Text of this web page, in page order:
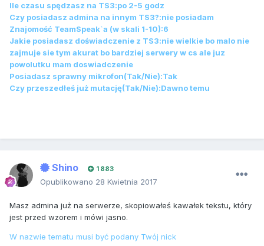
Ile czasu spędzasz na TS3:po 2-5 godz
Czy posiadasz admina na innym TS3?:nie posiadam
Znajomość TeamSpeak`a (w skali 1-10):6
Jakie posiadasz doświadczenie z TS3:nie wielkie bo malo nie
zajmuje sie tym akurat bo bardziej serwery w cs ale juz
powolutku mam doswiadczenie
Posiadasz sprawny mikrofon(Tak/Nie):Tak
Czy przeszedłeś już mutację(Tak/Nie):Dawno temu
Shino 1 883
Opublikowano 28 Kwietnia 2017
Masz admina już na serwerze, skopiowałeś kawałek tekstu, który
jest przed wzorem i mówi jasno.
W nazwie tematu musi być podany Twój nick